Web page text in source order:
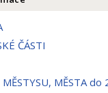
ČÁSTI
MĚSTA